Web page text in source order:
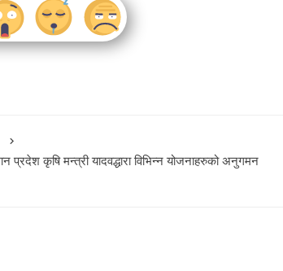
प्रदेश कृषि मन्त्री यादवद्धारा विभिन्न योजनाहरुको अनुगमन